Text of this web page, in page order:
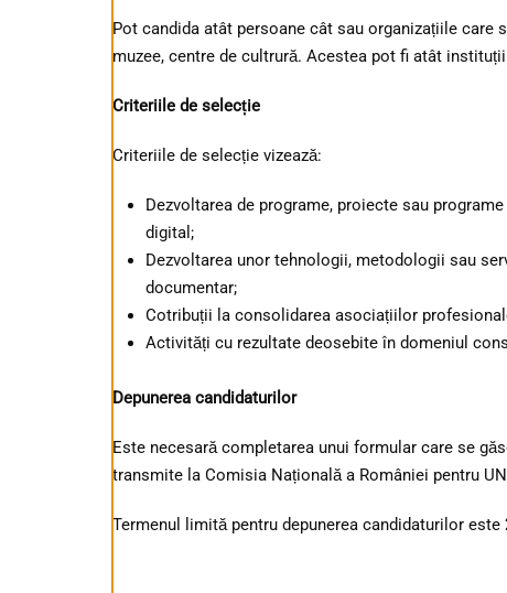
Pot candida atât persoane cât sau organizațiile
muzee, centre de cultrură. Acestea pot fi atât
Criteriile de selecție
Criteriile de selecție vizează:
Dezvoltarea de programe, proiecte sau
digital;
Dezvoltarea unor tehnologii, metodologii sau
documentar;
Cotribuții la consolidarea asociațiilor
Activități cu rezultate deosebite în domeniul
Depunerea candidaturilor
Este necesară completarea unui formular care se
transmite la Comisia Națională a României pentru
Termenul limită pentru depunerea candidaturilor este